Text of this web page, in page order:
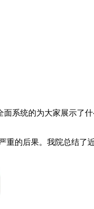
系统的为大家展示了
重的后果。我院总结了